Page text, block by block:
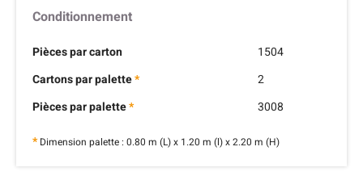
Conditionnement
Pièces par carton
1504
Cartons par palette*
2
Pièces par palette* 3008
*Dimension palette : 0.80 m (L) x 1.20 m (l) x 2.20 m (H)